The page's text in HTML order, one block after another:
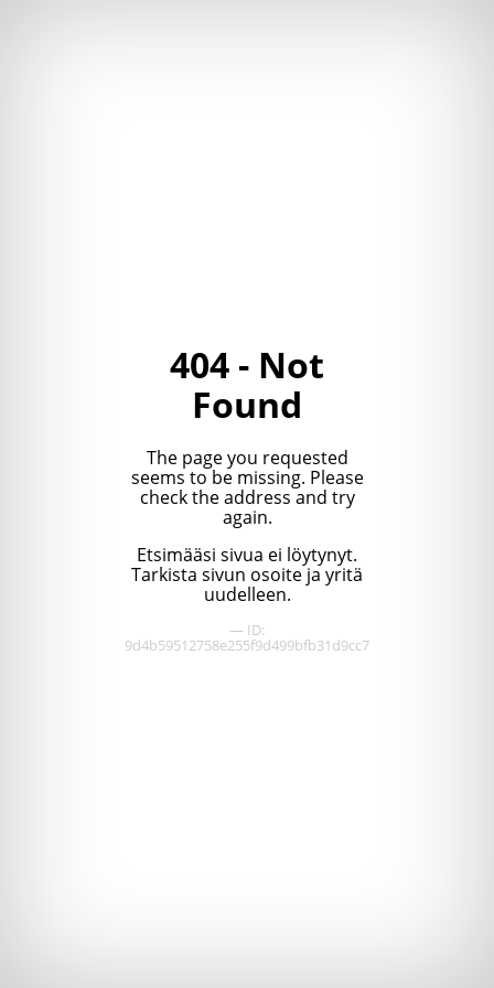
404 - Not
Found
The page you requested
seems to be missing. Please
check the address and try
again.
Etsimääsi sivua ei löytynyt.
Tarkista sivun osoite ja yritä
uudelleen.
— ID:
9d4b59512758e255f9d499bfb31d9cc7